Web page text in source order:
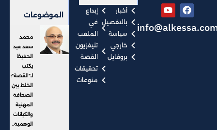
أخبار
بالتفصيل
سياسة
خارجي
بروفايل
إبداع
في
الملعب
تليفزيون
القصة
تحقيقات
منوعات
الموضوعات
محمد
سعد عبد
الحفيظ
يكتب
لـ"القصة":
الخلط بين
الصحافة
المهنية
والكيانات
الوهمية..